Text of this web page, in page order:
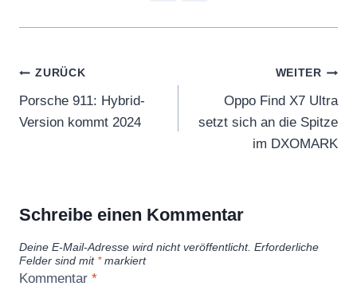
Beitragsnavigation
ZURÜCK
Porsche 911: Hybrid-
Version kommt 2024
WEITER
Oppo Find X7 Ultra
setzt sich an die Spitze
im DXOMARK
Schreibe einen Kommentar
Deine E-Mail-Adresse wird nicht veröffentlicht. Erforderliche
Felder sind mit *markiert
Kommentar *